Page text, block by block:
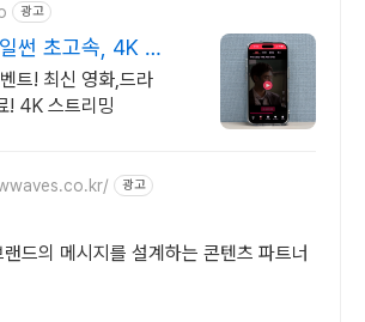
광고
썬 초고속, 4K 실
트! 최신 영화,드라
! 4K 스트리밍
광고
드의 메시지를 설계하는 콘텐츠 파트너